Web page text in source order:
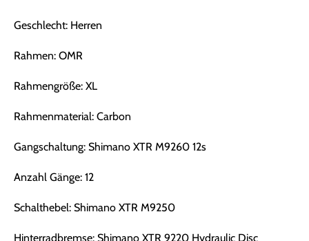
Geschlecht: Herren
Rahmen: OMR
Rahmengröße: XL
Rahmenmaterial: Carbon
Gangschaltung: Shimano XTR M9260 12s
Anzahl Gänge: 12
Schalthebel: Shimano XTR M9250
Hinterradbremse: Shimano XTR 9220 Hydraulic Disc